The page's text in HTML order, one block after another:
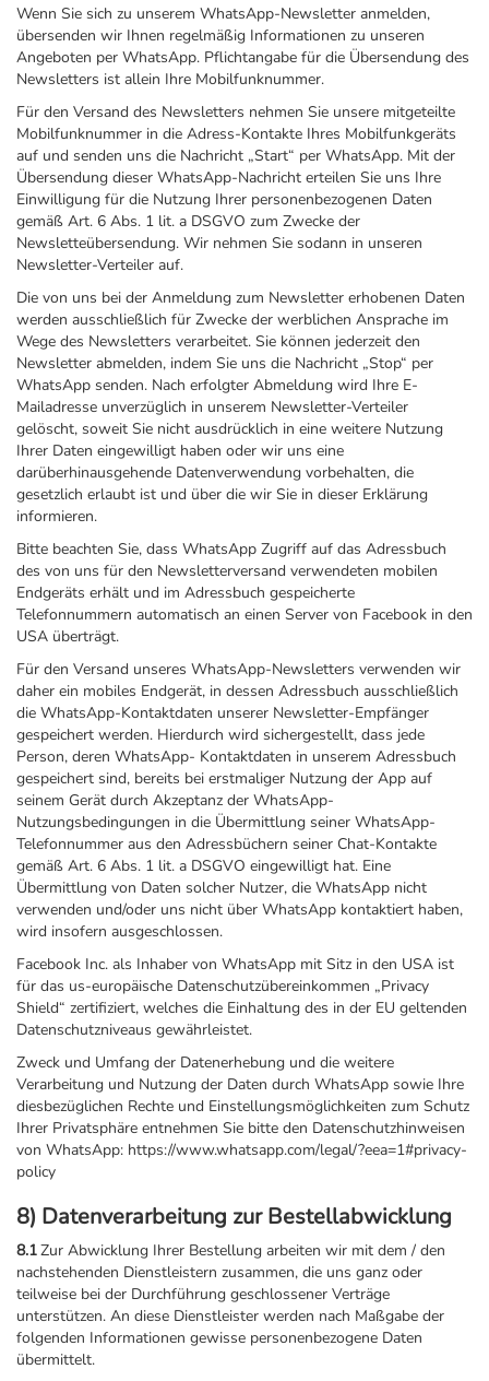
Wenn Sie sich zu unserem WhatsApp-Newsletter anmelden,
übersenden wir Ihnen regelmäßig Informationen zu unseren
Angeboten per WhatsApp. Pflichtangabe für die Übersendung des
Newsletters ist allein Ihre Mobilfunknummer.
Für den Versand des Newsletters nehmen Sie unsere mitgeteilte
Mobilfunknummer in die Adress-Kontakte Ihres Mobilfunkgeräts
auf und senden uns die Nachricht „Start“ per WhatsApp. Mit der
Übersendung dieser WhatsApp-Nachricht erteilen Sie uns Ihre
Einwilligung für die Nutzung Ihrer personenbezogenen Daten
gemäß Art. 6 Abs. 1 lit. a DSGVO zum Zwecke der
Newsletteübersendung. Wir nehmen Sie sodann in unseren
Newsletter-Verteiler auf.
Die von uns bei der Anmeldung zum Newsletter erhobenen Daten
werden ausschließlich für Zwecke der werblichen Ansprache im
Wege des Newsletters verarbeitet. Sie können jederzeit den
Newsletter abmelden, indem Sie uns die Nachricht „Stop“ per
WhatsApp senden. Nach erfolgter Abmeldung wird Ihre E-
Mailadresse unverzüglich in unserem Newsletter-Verteiler
gelöscht, soweit Sie nicht ausdrücklich in eine weitere Nutzung
Ihrer Daten eingewilligt haben oder wir uns eine
darüberhinausgehende Datenverwendung vorbehalten, die
gesetzlich erlaubt ist und über die wir Sie in dieser Erklärung
informieren.
Bitte beachten Sie, dass WhatsApp Zugriff auf das Adressbuch
des von uns für den Newsletterversand verwendeten mobilen
Endgeräts erhält und im Adressbuch gespeicherte
Telefonnummern automatisch an einen Server von Facebook in den
USA überträgt.
Für den Versand unseres WhatsApp-Newsletters verwenden wir
daher ein mobiles Endgerät, in dessen Adressbuch ausschließlich
die WhatsApp-Kontaktdaten unserer Newsletter-Empfänger
gespeichert werden. Hierdurch wird sichergestellt, dass jede
Person, deren WhatsApp- Kontaktdaten in unserem Adressbuch
gespeichert sind, bereits bei erstmaliger Nutzung der App auf
seinem Gerät durch Akzeptanz der WhatsApp-
Nutzungsbedingungen in die Übermittlung seiner WhatsApp-
Telefonnummer aus den Adressbüchern seiner Chat-Kontakte
gemäß Art. 6 Abs. 1 lit. a DSGVO eingewilligt hat. Eine
Übermittlung von Daten solcher Nutzer, die WhatsApp nicht
verwenden und/oder uns nicht über WhatsApp kontaktiert haben,
wird insofern ausgeschlossen.
Facebook Inc. als Inhaber von WhatsApp mit Sitz in den USA ist
für das us-europäische Datenschutzübereinkommen „Privacy
Shield“ zertifiziert, welches die Einhaltung des in der EU geltenden
Datenschutzniveaus gewährleistet.
Zweck und Umfang der Datenerhebung und die weitere
Verarbeitung und Nutzung der Daten durch WhatsApp sowie Ihre
diesbezüglichen Rechte und Einstellungsmöglichkeiten zum Schutz
Ihrer Privatsphäre entnehmen Sie bitte den Datenschutzhinweisen
von WhatsApp: https://www.whatsapp.com/legal/?eea=1#privacy-
policy
8) Datenverarbeitung zur Bestellabwicklung
8.1Zur Abwicklung Ihrer Bestellung arbeiten wir mit dem / den
nachstehenden Dienstleistern zusammen, die uns ganz oder
teilweise bei der Durchführung geschlossener Verträge
unterstützen. An diese Dienstleister werden nach Maßgabe der
folgenden Informationen gewisse personenbezogene Daten
übermittelt.